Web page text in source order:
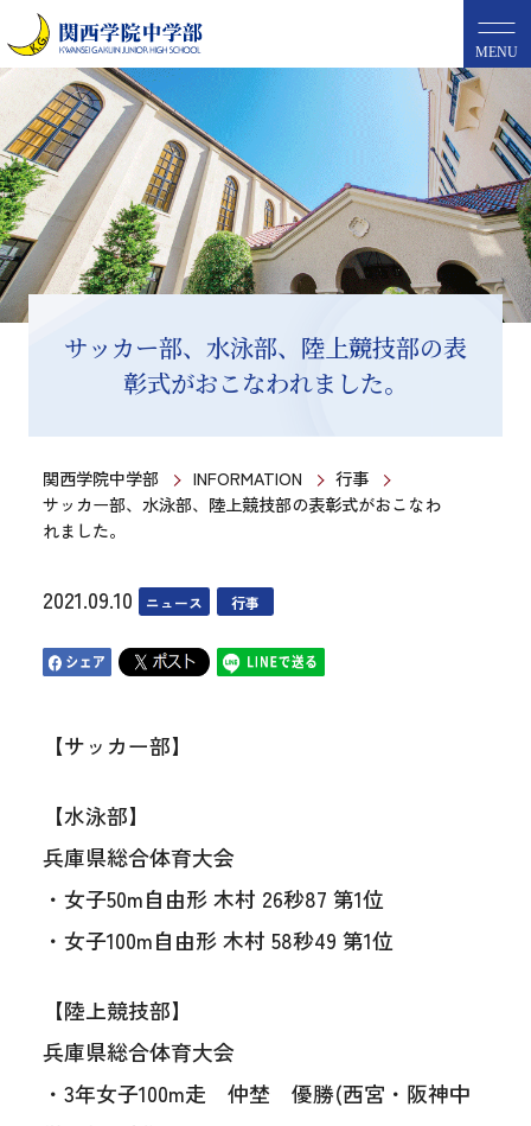
MENU
サッカー部、水泳部、陸上競技部の表
彰式がおこなわれました。
関西学院中学部 INFORMATION
行事
サッカー部、水泳部、陸上競技部の表彰式がおこなわ
れました。
2021.09.10 ニュース 行事
【サッカー部】
【水泳部】
兵庫県総合体育大会
・女子50m自由形 木村 26秒87 第1位
・女子100m自由形 木村 58秒49 第1位
【陸上競技部】
兵庫県総合体育大会
・3年女子100m走 仲埜 優勝(西宮・阪神中